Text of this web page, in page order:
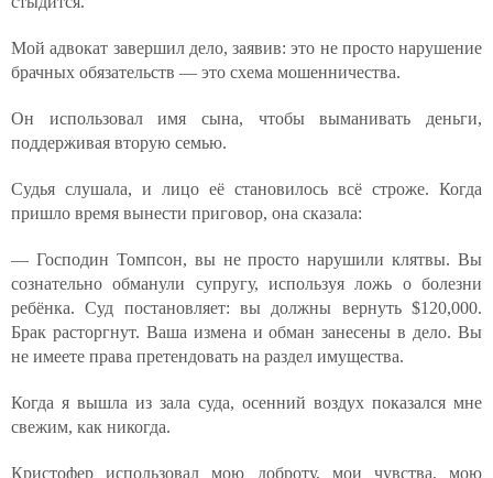
Мой адвокат завершил дело, заявив: это не просто нарушение
брачных обязательств — это схема мошенничества.
Он использовал имя сына, чтобы выманивать деньги,
поддерживая вторую семью.
Судья слушала, и лицо её становилось всё строже. Когда
пришло время вынести приговор, она сказала:
— Господин Томпсон, вы не просто нарушили клятвы. Вы
сознательно обманули супругу, используя ложь о болезни
ребёнка. Суд постановляет: вы должны вернуть $120,000.
Брак расторгнут. Ваша измена и обман занесены в дело. Вы
не имеете права претендовать на раздел имущества.
Когда я вышла из зала суда, осенний воздух показался мне
свежим, как никогда.
Кристофер использовал мою доброту, мои чувства, мою